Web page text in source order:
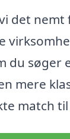
det nemt
du søger
mere
match